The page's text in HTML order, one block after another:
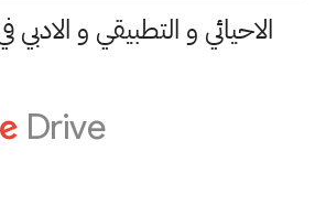
الاحيائي و التطبيقي و